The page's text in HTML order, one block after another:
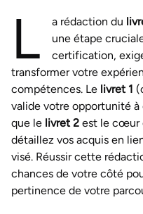
L a rédaction du
une étape
certification,
transformer votre
compétences. Le livret 1
valide votre opportunité à
que le livret 2 est le cœur
détaillez vos acquis en
visé. Réussir cette
chances de votre côté
pertinence de votre